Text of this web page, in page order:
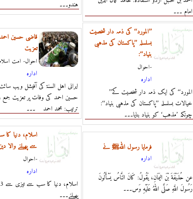
ہندو۔۔۔
امام ۔۔۔
قاضی حسین
تعزیت
احوال- امت
ادارہ
ایرانی اہل السنۃ کی آفیشل ویب
حسین احمد کی وفات پر تعزیت جمع
ترتیب: محمد احمد ۔۔۔
’’المورد‘‘ کی ذمہ دار شخصیت
بسلسلہ ’’پاکستان کی مذہبی
بنیاد‘‘:
احوال-
ادارہ
’’المورد‘‘ کی ایک ذمہ دار شخصیت کے
خیالات بسلسلہ ’’پاکستان کی مذہبی بنیاد‘‘:
چونکہ ’مذہب‘ کو بنیاد بنایا۔۔۔
اسلام، دنیا
سے پھیلنے والا
احوال-
ادارہ
183
پھیلنے۔۔۔
فرمایا رسول اللہﷺ نے
ادارہ
عن حُذَيْفَةَ بْنَ اليَمَانِ، يَقُولُ: كَانَ النَّاسُ يَسْأَلُونَ
رَسُولَ اللَّهِ صَلَّى اللهُ عَلَيْهِ وَس۔۔۔